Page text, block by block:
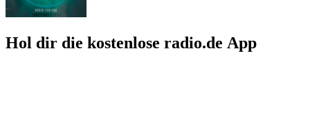
Hol dir die kostenlose radio.de App